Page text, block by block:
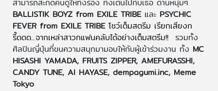
สามารถสะกดคนดูให้ทั้งร้อง ทั้งเต้นไปกับเธอ ด้านหนุ่มๆ
BALLISTIK BOYZ from EXILE TRIBE และPSYCHIC
FEVER from EXILE TRIBE โชว์เต็มสตรีม เรียกเสียงก
รี๊ดดด...จากเหล่าสาวกแฟนคลับได้อย่างเต็มสตรีม!! รวมทั้ง
ศิลปินญี่ปุ่นที่ขนความสนุกมามอบให้กับผู้เข้าร่วมงาน ทั้ง MC
HISASHI YAMADA, FRUITS ZIPPER, AMEFURASSHI,
CANDY TUNE, AI HAYASE, dempagumi.inc, Meme
Tokyo